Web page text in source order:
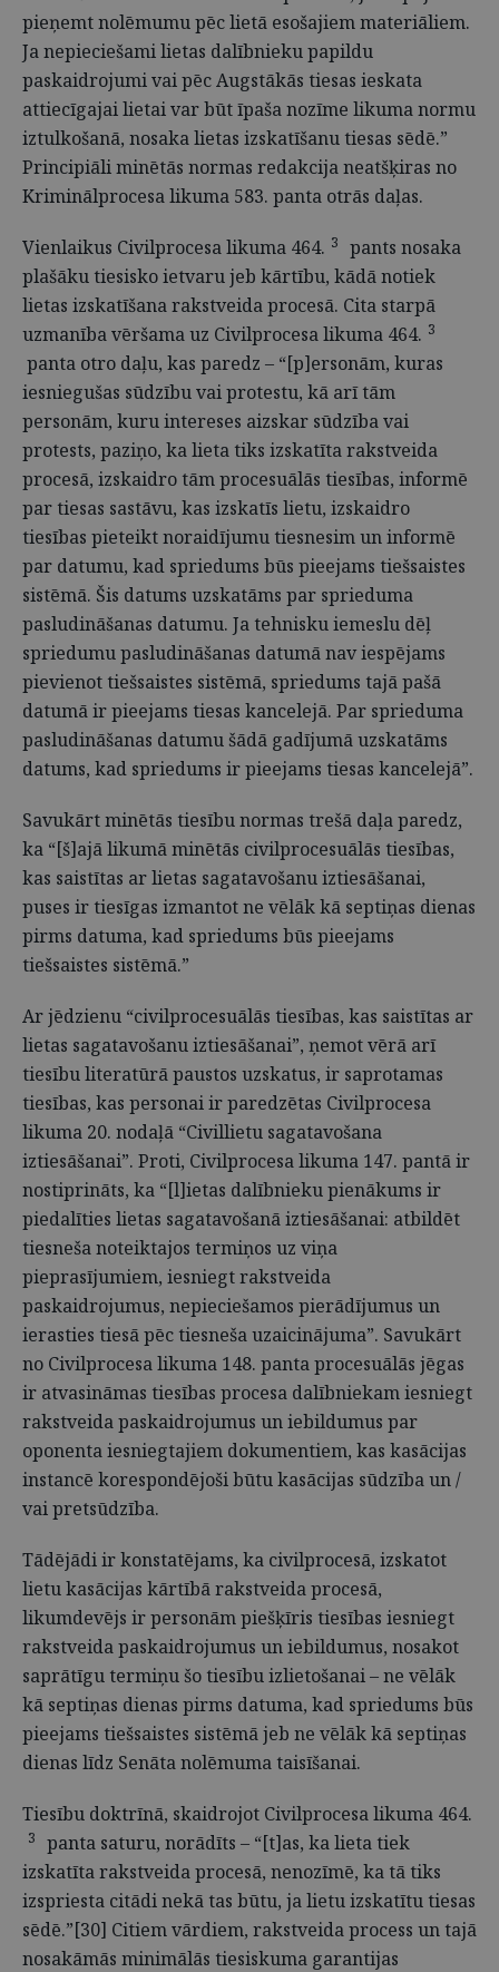
pieņemt nolēmumu pēc lietā esošajiem materiāliem.
Ja nepieciešami lietas dalībnieku papildu
paskaidrojumi vai pēc Augstākās tiesas ieskata
attiecīgajai lietai var būt īpaša nozīme likuma normu
iztulkošanā, nosaka lietas izskatīšanu tiesas sēdē.”
Principiāli minētās normas redakcija neatšķiras no
Kriminālprocesa likuma 583. panta otrās daļas.
Vienlaikus Civilprocesa likuma 464. 3
pants nosaka
plašāku tiesisko ietvaru jeb kārtību, kādā notiek
lietas izskatīšana rakstveida procesā. Cita starpā
uzmanība vēršama uz Civilprocesa likuma 464. 3
panta otro daļu, kas paredz – “[p]ersonām, kuras
iesniegušas sūdzību vai protestu, kā arī tām
personām, kuru intereses aizskar sūdzība vai
protests, paziņo, ka lieta tiks izskatīta rakstveida
procesā, izskaidro tām procesuālās tiesības, informē
par tiesas sastāvu, kas izskatīs lietu, izskaidro
tiesības pieteikt noraidījumu tiesnesim un informē
par datumu, kad spriedums būs pieejams tiešsaistes
sistēmā. Šis datums uzskatāms par sprieduma
pasludināšanas datumu. Ja tehnisku iemeslu dēļ
spriedumu pasludināšanas datumā nav iespējams
pievienot tiešsaistes sistēmā, spriedums tajā pašā
datumā ir pieejams tiesas kancelejā. Par sprieduma
pasludināšanas datumu šādā gadījumā uzskatāms
datums, kad spriedums ir pieejams tiesas kancelejā”.
Savukārt minētās tiesību normas trešā daļa paredz,
ka “[š]ajā likumā minētās civilprocesuālās tiesības,
kas saistītas ar lietas sagatavošanu iztiesāšanai,
puses ir tiesīgas izmantot ne vēlāk kā septiņas dienas
pirms datuma, kad spriedums būs pieejams
tiešsaistes sistēmā.”
Ar jēdzienu “civilprocesuālās tiesības, kas saistītas ar
lietas sagatavošanu iztiesāšanai”, ņemot vērā arī
tiesību literatūrā paustos uzskatus, ir saprotamas
tiesības, kas personai ir paredzētas Civilprocesa
likuma 20. nodaļā “Civillietu sagatavošana
iztiesāšanai”. Proti, Civilprocesa likuma 147. pantā ir
nostiprināts, ka “[l]ietas dalībnieku pienākums ir
piedalīties lietas sagatavošanā iztiesāšanai: atbildēt
tiesneša noteiktajos termiņos uz viņa
pieprasījumiem, iesniegt rakstveida
paskaidrojumus, nepieciešamos pierādījumus un
ierasties tiesā pēc tiesneša uzaicinājuma”. Savukārt
no Civilprocesa likuma 148. panta procesuālās jēgas
ir atvasināmas tiesības procesa dalībniekam iesniegt
rakstveida paskaidrojumus un iebildumus par
oponenta iesniegtajiem dokumentiem, kas kasācijas
instancē korespondējoši būtu kasācijas sūdzība un /
vai pretsūdzība.
Tādējādi ir konstatējams, ka civilprocesā, izskatot
lietu kasācijas kārtībā rakstveida procesā,
likumdevējs ir personām piešķīris tiesības iesniegt
rakstveida paskaidrojumus un iebildumus, nosakot
saprātīgu termiņu šo tiesību izlietošanai – ne vēlāk
kā septiņas dienas pirms datuma, kad spriedums būs
pieejams tiešsaistes sistēmā jeb ne vēlāk kā septiņas
dienas līdz Senāta nolēmuma taisīšanai.
Tiesību doktrīnā, skaidrojot Civilprocesa likuma 464.
3
panta saturu, norādīts – “[t]as, ka lieta tiek
izskatīta rakstveida procesā, nenozīmē, ka tā tiks
izspriesta citādi nekā tas būtu, ja lietu izskatītu tiesas
sēdē.”[30] Citiem vārdiem, rakstveida process un tajā
nosakāmās minimālās tiesiskuma garantijas